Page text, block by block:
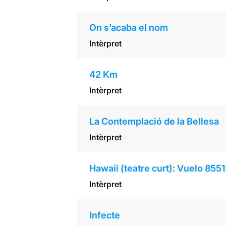
On s’acaba el nom
Intèrpret
42 Km
Intèrpret
La Contemplació de la Bellesa
Intèrpret
Hawaii (teatre curt): Vuelo
Intèrpret
Infecte